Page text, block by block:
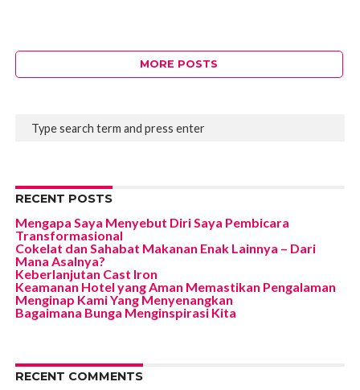
MORE POSTS
RECENT POSTS
Mengapa Saya Menyebut Diri Saya Pembicara
Transformasional
Cokelat dan Sahabat Makanan Enak Lainnya – Dari
Mana Asalnya?
Keberlanjutan Cast Iron
Keamanan Hotel yang Aman Memastikan Pengalaman
Menginap Kami Yang Menyenangkan
Bagaimana Bunga Menginspirasi Kita
RECENT COMMENTS